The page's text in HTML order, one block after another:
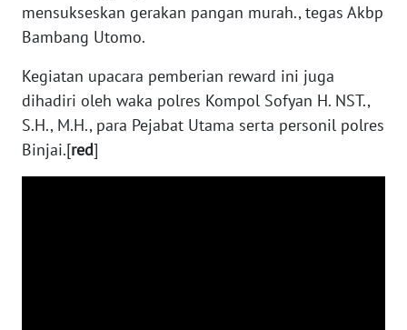
mensukseskan gerakan pangan murah., tegas Akbp
Bambang Utomo.
Kegiatan upacara pemberian reward ini juga
dihadiri oleh waka polres Kompol Sofyan H. NST.,
S.H., M.H., para Pejabat Utama serta personil polres
Binjai.[red]
WN
SUMSEL
WN
BENGKULU
WN